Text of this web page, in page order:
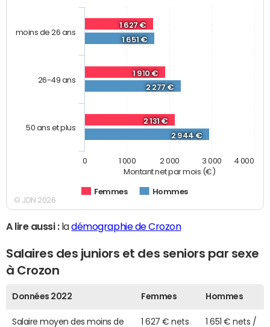
Montant net par mois (€)
1 627 €
1 910 €
2 131 €
1 651 €
2 277 €
2 944 €
Femmes Hommes
moins de 26 ans
26-49 ans
50 ans et plus
0 1 000 2 000 3 000 4 000
© JDN 2026
A lire aussi :ladémographie de Crozon
Salaires des juniors et des seniors par sexe
à Crozon
Données 2022 Femmes Hommes
Salaire moyen des moins de
1 627 € nets
1 651 € nets /